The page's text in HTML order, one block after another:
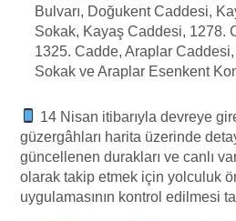
Bulvarı, Doğukent Caddesi,
Sokak, Kayaş Caddesi, 1278.
1325. Cadde, Araplar
Sokak ve Araplar Esenkent
14 Nisan itibarıyla devreye
güzergâhları harita üzerinde
güncellenen durakları ve canlı
olarak takip etmek için yolculuk
uygulamasının kontrol edilmesi